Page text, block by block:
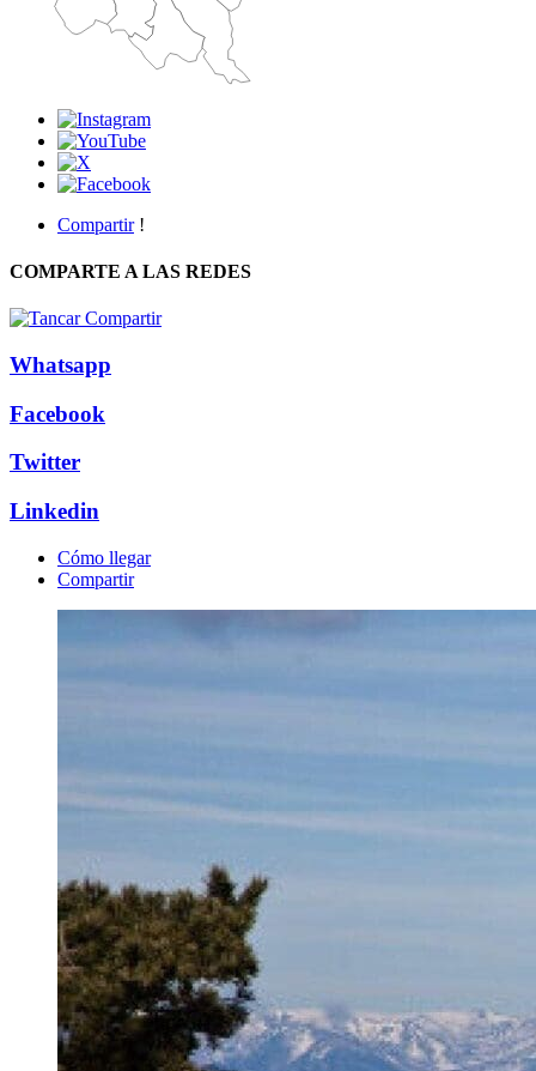
Compartir !
COMPARTE A LAS REDES
Whatsapp
Facebook
Twitter
Linkedin
Cómo llegar
Compartir